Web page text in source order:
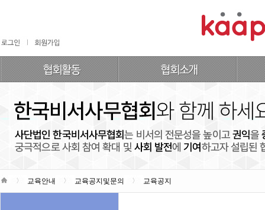
교육안내 교육공지및문의 교육공지